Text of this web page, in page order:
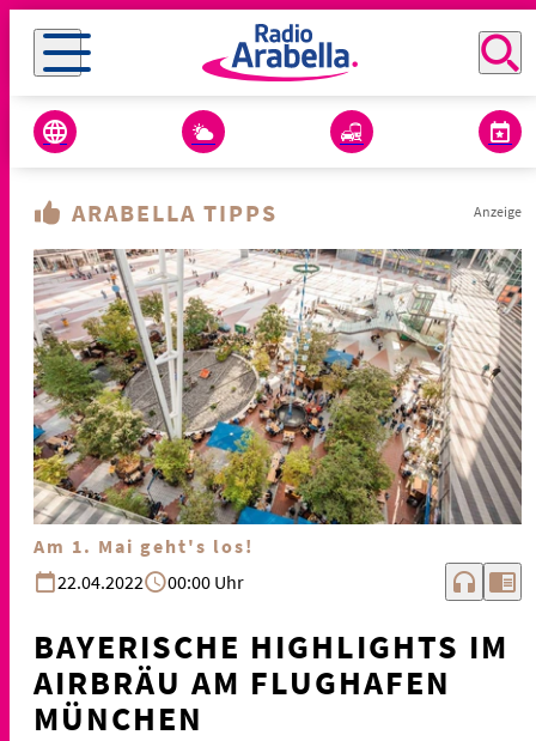
ARABELLA TIPPS Anzeige
Am 1. Mai geht's los!
22.04.2022
00:00 Uhr headphones chrome_reader_mode
BAYERISCHE HIGHLIGHTS IM
AIRBRÄU AM FLUGHAFEN
MÜNCHEN